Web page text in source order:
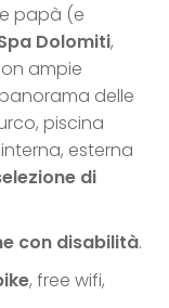
papà (e
Dolomiti,
ampie
delle
piscina
esterna
di
con disabilità.
, free wifi,